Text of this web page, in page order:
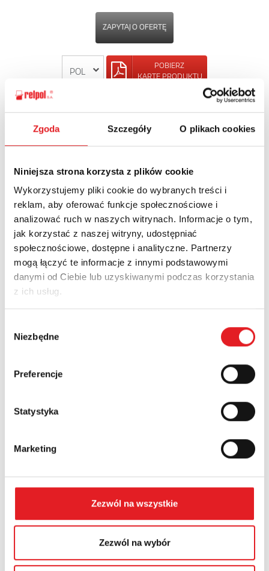
Zgoda Szczegóły O plikach cookies
Niniejsza strona korzysta z plików cookie
Wykorzystujemy pliki cookie do wybranych treści i
reklam, aby oferować funkcje społecznościowe i
analizować ruch w naszych witrynach. Informacje o tym,
jak korzystać z naszej witryny, udostępniać
społecznościowe, dostępne i analityczne. Partnerzy
mogą łączyć te informacje z innymi podstawowymi
danymi od Ciebie lub uzyskiwanymi podczas korzystania
z ich usług.
zgody
Niezbędne
Preferencje
Statystyka
Marketing
Zezwól na wszystkie
Zezwól na wybór
ZAPYTAJ O OFERTĘ
POBIERZ
KARTĘ PRODUKTU
POWRÓT
Zapytaj o szczegóły oferty
Imię i nazwisko: *
Adres e-mail: *
Nazwa firmy:
Treść: *
Wyrażam zgodę na przetwarzanie moich danych
temat przetwarzania danych osobowych wPolityce